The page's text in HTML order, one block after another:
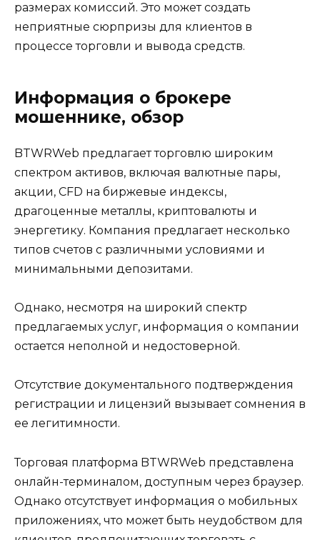
размерах комиссий. Это может создать
неприятные сюрпризы для клиентов в
процессе торговли и вывода средств.
Информация о брокере
мошеннике, обзор
BTWRWeb предлагает торговлю широким
спектром активов, включая валютные пары,
акции, CFD на биржевые индексы,
драгоценные металлы, криптовалюты и
энергетику. Компания предлагает несколько
типов счетов с различными условиями и
минимальными депозитами.
Однако, несмотря на широкий спектр
предлагаемых услуг, информация о компании
остается неполной и недостоверной.
Отсутствие документального подтверждения
регистрации и лицензий вызывает сомнения в
ее легитимности.
Торговая платформа BTWRWeb представлена
онлайн-терминалом, доступным через браузер.
Однако отсутствует информация о мобильных
приложениях, что может быть неудобством для